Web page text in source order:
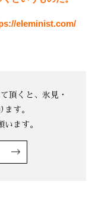
eleminist.com/